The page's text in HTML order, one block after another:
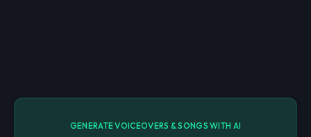
GENERATE VOICEOVERS & SONGS WITH AI